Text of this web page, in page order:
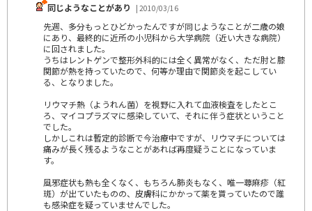
同じようなことがあり
| 2010/03/16
先週、多分もっとひどかったんですが同じようなことが二歳の娘
にあり、最終的に近所の小児科から大学病院（近い大きな病院）
に回されました。
うちはレントゲンで整形外科的には全く異常がなく、ただ肘と膝
関節が熱を持っていたので、何等か理由で関節炎を起こしてい
る、となりました。
リウマチ熱（ようれん菌）を視野に入れて血液検査をしたとこ
ろ、マイコプラズマに感染していて、それに伴う症状ということ
でした。
しかしこれは暫定的診断で今治療中ですが、リウマチについては
痛みが長く残るようなことがあれば再度疑うことになっていま
す。
風邪症状も熱も全くなく、もちろん肺炎もなく、唯一蕁麻疹（紅
斑）が出ていたものの、皮膚科にかかって薬を貰っていたので誰
も感染症を疑っていませんでした。